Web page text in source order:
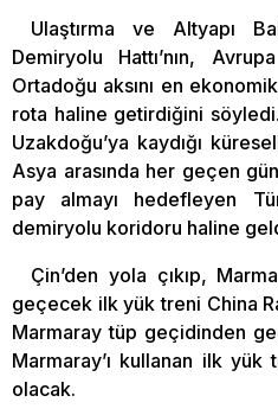
Ulaştırma ve Altyapı
Demiryolu Hattı’nın,
Ortadoğu aksını en
rota haline getirdiğini
Uzakdoğu’ya kaydığı
Asya arasında her geçen
pay almayı hedefleyen
demiryolu koridoru haline
Çin’den yola çıkıp,
geçecek ilk yük treni China
Marmaray tüp geçidinden
Marmaray’ı kullanan ilk yük
olacak.